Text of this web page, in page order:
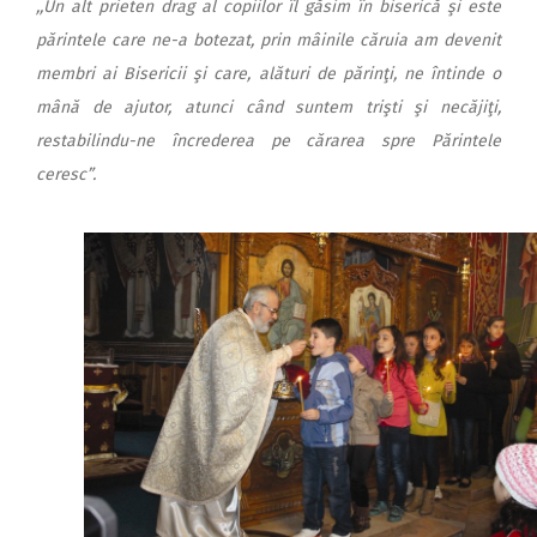
,,Un alt prieten drag al copiilor îl găsim în biserică şi este
părintele care ne-a botezat, prin mâinile căruia am devenit
membri ai Bisericii şi care, alături de părinţi, ne întinde o
mână de ajutor, atunci când suntem trişti şi necăjiţi,
restabilindu-ne încrederea pe cărarea spre Părintele
ceresc”.